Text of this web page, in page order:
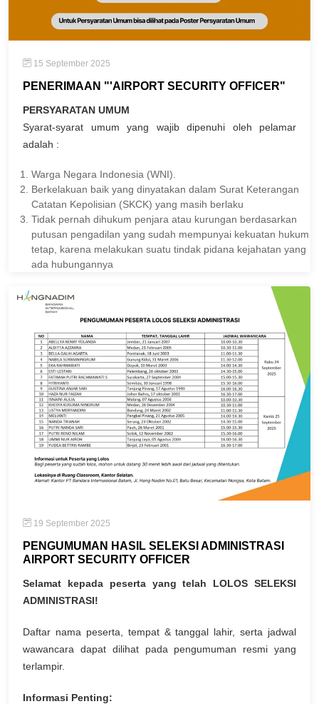
15 September 2025
PENERIMAAN "'AIRPORT SECURITY OFFICER"
PERSYARATAN UMUM
Syarat-syarat umum yang wajib dipenuhi oleh pelamar
adalah :
Warga Negara Indonesia (WNI).
Berkelakuan baik yang dinyatakan dalam Surat Keterangan
Catatan Kepolisian (SKCK) yang masih berlaku
Tidak pernah dihukum penjara atau kurungan berdasarkan
putusan pengadilan yang sudah mempunyai kekuatan hukum
tetap, karena melakukan suatu tindak pidana kejahatan yang
ada hubungannya
19 September 2025
PENGUMUMAN HASIL SELEKSI ADMINISTRASI
AIRPORT SECURITY OFFICER
Selamat kepada peserta yang telah LOLOS SELEKSI
ADMINISTRASI!
Daftar nama peserta, tempat & tanggal lahir, serta jadwal
wawancara dapat dilihat pada pengumuman resmi yang
terlampir.
Informasi Penting: